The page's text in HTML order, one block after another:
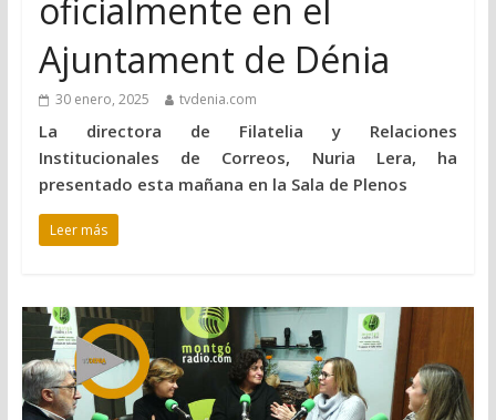
oficialmente en el
Ajuntament de Dénia
30 enero, 2025 tvdenia.com
La directora de Filatelia y Relaciones
Institucionales de Correos, Nuria Lera, ha
presentado esta mañana en la Sala de Plenos
Leer más